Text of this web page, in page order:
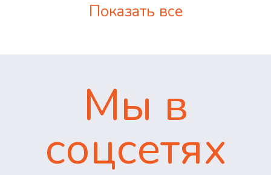
Показать все
Мы в
соцсетях